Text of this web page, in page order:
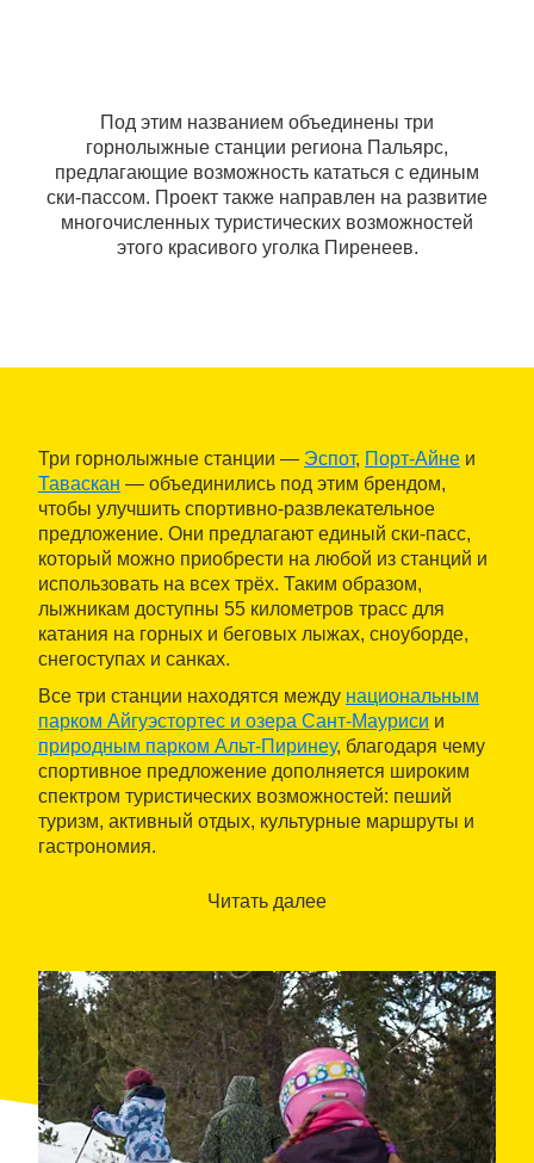
Под этим названием объединены три
горнолыжные станции региона Пальярс,
предлагающие возможность кататься с единым
ски-пассом. Проект также направлен на развитие
многочисленных туристических возможностей
этого красивого уголка Пиренеев.
Три горнолыжные станции — Эспот, Порт-Айне и
Таваскан — объединились под этим брендом,
чтобы улучшить спортивно-развлекательное
предложение. Они предлагают единый ски-пасс,
который можно приобрести на любой из станций и
использовать на всех трёх. Таким образом,
лыжникам доступны 55 километров трасс для
катания на горных и беговых лыжах, сноуборде,
снегоступах и санках.
Все три станции находятся между национальным
парком Айгуэстортес и озера Сант-Мауриси и
природным парком Альт-Пиринеу, благодаря чему
спортивное предложение дополняется широким
спектром туристических возможностей: пеший
туризм, активный отдых, культурные маршруты и
гастрономия.
Читать далее